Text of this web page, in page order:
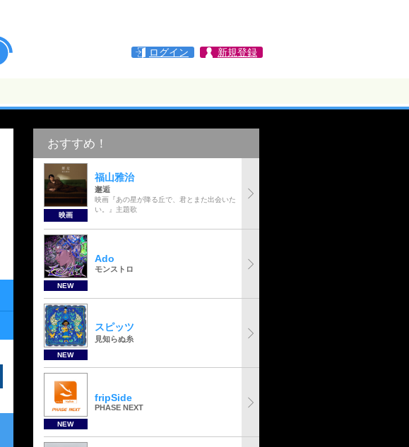
ログイン 新規登録
おすすめ！
映画
福山雅治
邂逅
映画『あの星が降る丘で、君とまた出会いた
い。』主題歌
NEW
Ado
モンストロ
NEW
スピッツ
見知らぬ糸
NEW
fripSide
PHASE NEXT